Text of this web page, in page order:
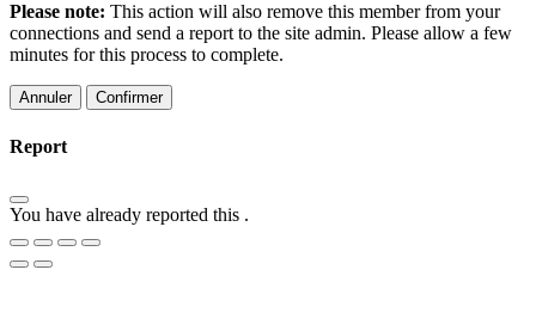
Please note: This action will also remove this member from your
connections and send a report to the site admin. Please allow a few
minutes for this process to complete.
Confirmer
Report
You have already reported this .